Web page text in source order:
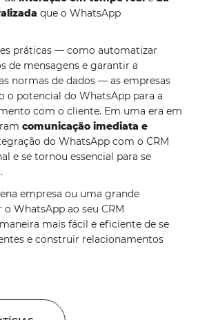
que o WhatsApp
práticas — como automatizar
de mensagens e garantir a
normas de dados — as empresas
o potencial do WhatsApp para a
com o cliente. Em uma era em
comunicação imediata e
do WhatsApp com o CRM
e se tornou essencial para se
empresa ou uma grande
WhatsApp ao seu CRM
mais fácil e eficiente de se
e construir relacionamentos